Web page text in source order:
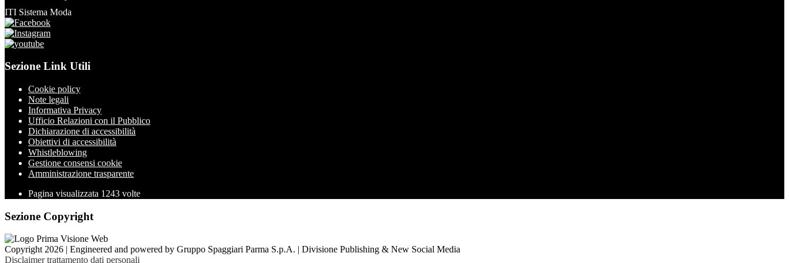
ITI Sistema Moda
Sezione Link Utili
Cookie policy
Note legali
Informativa Privacy
Ufficio Relazioni con il Pubblico
Dichiarazione di accessibilità
Obiettivi di accessibilità
Whistleblowing
Gestione consensi cookie
Amministrazione trasparente
Pagina visualizzata 1243 volte
Sezione Copyright
Copyright 2026 | Engineered and powered by Gruppo Spaggiari Parma S.p.A. | Divisione Publishing & New Social Media
Disclaimer trattamento dati personali